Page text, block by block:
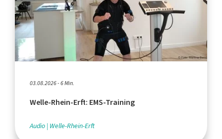
03.08.2026 - 6 Min.
Welle-Rhein-Erft: EMS-Training
Audio Welle-Rhein-Erft